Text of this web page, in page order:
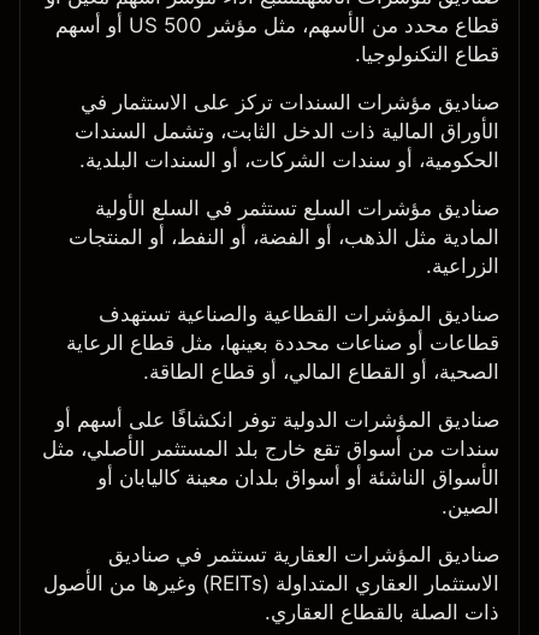
قطاع محدد من الأسهم، مثل مؤشر US 500 أو أسهم
قطاع التكنولوجيا.
صناديق مؤشرات السندات تركز على الاستثمار في
الأوراق المالية ذات الدخل الثابت، وتشمل السندات
الحكومية، أو سندات الشركات، أو السندات البلدية.
صناديق مؤشرات السلع تستثمر في السلع الأولية
المادية مثل الذهب، أو الفضة، أو النفط، أو المنتجات
الزراعية.
صناديق المؤشرات القطاعية والصناعية تستهدف
قطاعات أو صناعات محددة بعينها، مثل قطاع الرعاية
الصحية، أو القطاع المالي، أو قطاع الطاقة.
صناديق المؤشرات الدولية توفر انكشافًا على أسهم أو
سندات من أسواق تقع خارج بلد المستثمر الأصلي، مثل
الأسواق الناشئة أو أسواق بلدان معينة كاليابان أو
الصين.
صناديق المؤشرات العقارية تستثمر في صناديق
الاستثمار العقاري المتداولة (REITs) وغيرها من الأصول
ذات الصلة بالقطاع العقاري.